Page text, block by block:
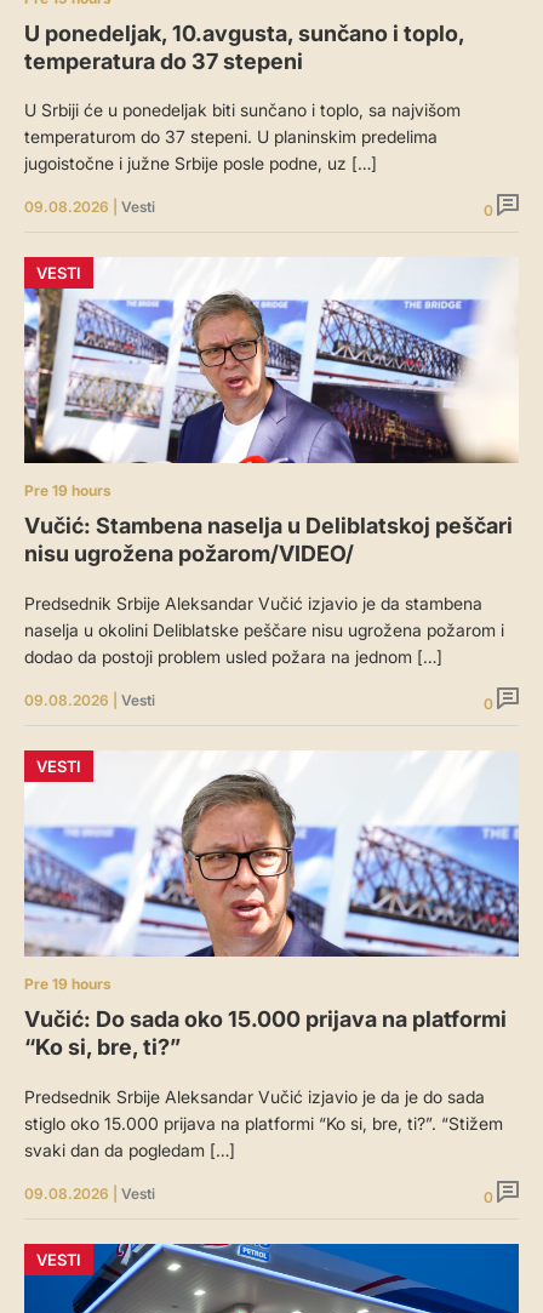
U ponedeljak, 10.avgusta, sunčano i toplo,
temperatura do 37 stepeni
U Srbiji će u ponedeljak biti sunčano i toplo, sa najvišom
temperaturom do 37 stepeni. U planinskim predelima
jugoistočne i južne Srbije posle podne, uz […]
09.08.2026 Vesti 0
Pre 19 hours
VESTI
Vučić: Stambena naselja u Deliblatskoj peščari
nisu ugrožena požarom/VIDEO/
Predsednik Srbije Aleksandar Vučić izjavio je da stambena
naselja u okolini Deliblatske peščare nisu ugrožena požarom i
dodao da postoji problem usled požara na jednom […]
09.08.2026 Vesti 0
Pre 19 hours
VESTI
Vučić: Do sada oko 15.000 prijava na platformi
“Ko si, bre, ti?”
Predsednik Srbije Aleksandar Vučić izjavio je da je do sada
stiglo oko 15.000 prijava na platformi “Ko si, bre, ti?”. “Stižem
svaki dan da pogledam […]
09.08.2026 Vesti 0
VESTI